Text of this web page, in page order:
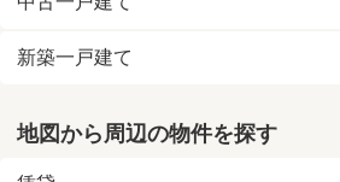
新築一戸建て
地図から周辺の物件を探す